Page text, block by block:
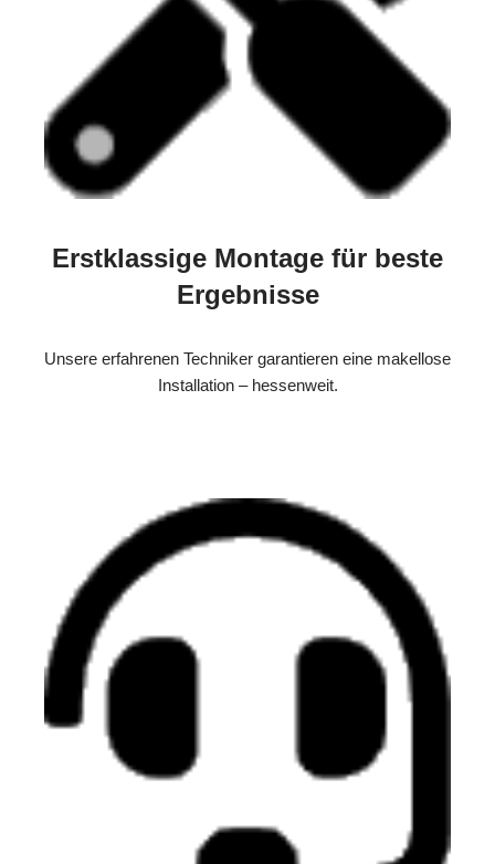
Erstklassige Montage für beste
Ergebnisse
Unsere erfahrenen Techniker garantieren eine makellose
Installation – hessenweit.